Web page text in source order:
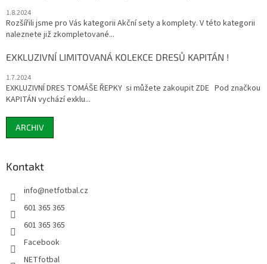
1.8.2024
Rozšířili jsme pro Vás kategorii Akční sety a komplety. V této kategorii
naleznete již zkompletované...
EXKLUZIVNÍ LIMITOVANÁ KOLEKCE DRESŮ KAPITÁN !
1.7.2024
EXKLUZIVNÍ DRES TOMÁŠE ŘEPKY si můžete zakoupit ZDE Pod značkou
KAPITÁN vychází exklu...
ARCHIV
Kontakt
info@netfotbal.cz
601 365 365
601 365 365
Facebook
NETfotbal